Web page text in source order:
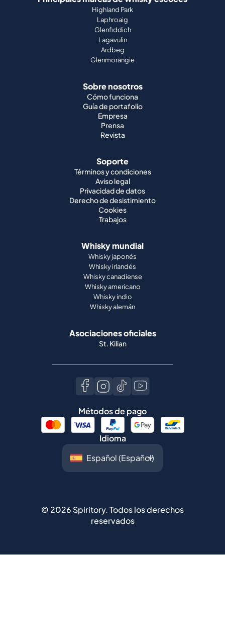
Highland Park
Laphroaig
Glenfiddich
Lagavulin
Ardbeg
Glenmorangie
Sobre nosotros
Cómo funciona
Guía de portafolio
Empresa
Prensa
Revista
Soporte
Términos y condiciones
Aviso legal
Privacidad de datos
Derecho de desistimiento
Cookies
Trabajos
Whisky mundial
Whisky japonés
Whisky irlandés
Whisky canadiense
Whisky americano
Whisky indio
Whisky alemán
Asociaciones oficiales
St. Kilian
Métodos de pago
Idioma
© 2026 Spiritory.Todos los derechos
reservados